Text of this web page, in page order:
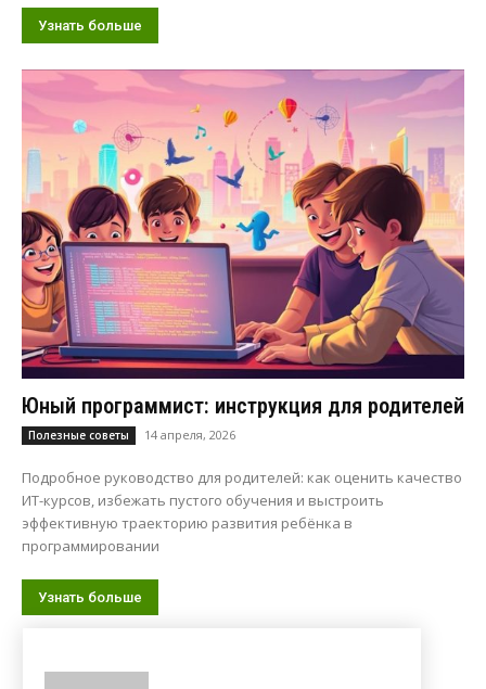
Узнать больше
Юный программист: инструкция для родителей
Полезные советы 14 апреля, 2026
Подробное руководство для родителей: как оценить качество
ИТ-курсов, избежать пустого обучения и выстроить
эффективную траекторию развития ребёнка в
программировании
Узнать больше